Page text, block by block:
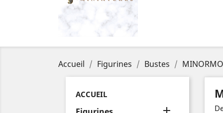
Accueil Figurines Bustes
ACCUEIL
